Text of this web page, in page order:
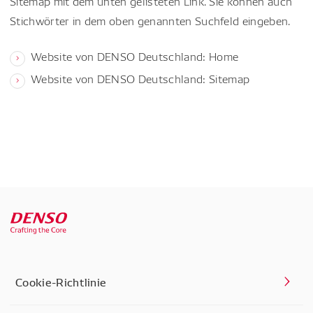
Stichwörter in dem oben genannten Suchfeld eingeben.
Website von DENSO Deutschland: Home
Website von DENSO Deutschland: Sitemap
Cookie-Richtlinie